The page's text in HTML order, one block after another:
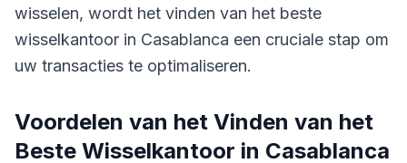
wisselen, wordt het vinden van het beste
wisselkantoor in Casablanca een cruciale stap om
uw transacties te optimaliseren.
Voordelen van het Vinden van het
Beste Wisselkantoor in Casablanca